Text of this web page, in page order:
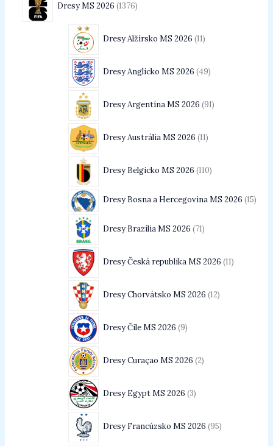
Dresy MS 2026 1376
Dresy Alžírsko MS 2026 11
Dresy Anglicko MS 2026 49
Dresy Argentína MS 2026 91
Dresy Austrália MS 2026 11
Dresy Belgicko MS 2026 110
Dresy Bosna a Hercegovina MS 2026 15
Dresy Brazília MS 2026 71
Dresy Česká republika MS 2026 11
Dresy Chorvátsko MS 2026 12
Dresy Čile MS 2026 9
Dresy Curaçao MS 2026 2
Dresy Egypt MS 2026 3
Dresy Francúzsko MS 2026 95